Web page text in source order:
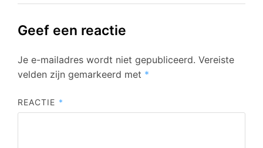
Geef een reactie
Je e-mailadres wordt niet gepubliceerd. Vereiste
velden zijn gemarkeerd met *
REACTIE *